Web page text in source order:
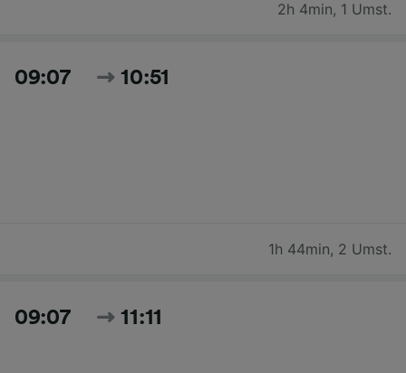
2h 4min, 1 Umst.
09:07 10:51
1h 44min, 2 Umst.
09:07 11:11